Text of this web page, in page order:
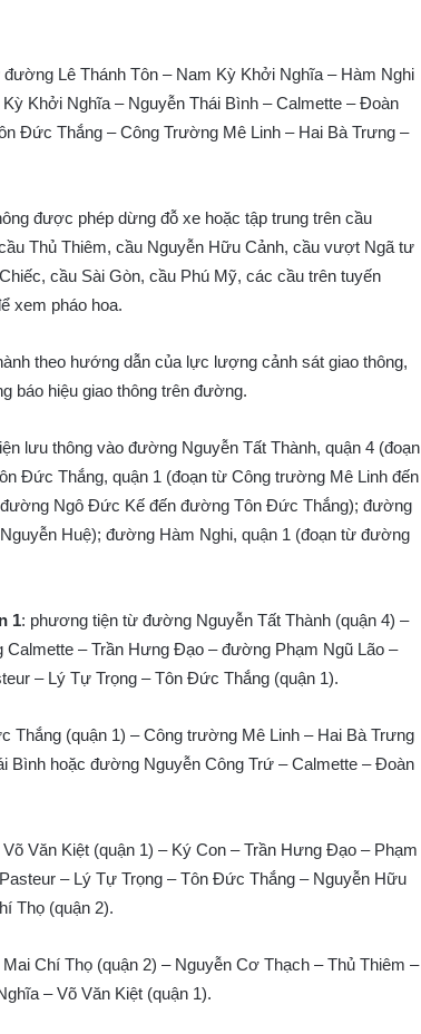
Lê Thánh Tôn – Nam Kỳ Khởi Nghĩa – Hàm Nghi
Khởi Nghĩa – Nguyễn Thái Bình – Calmette – Đoàn
Đức Thắng – Công Trường Mê Linh – Hai Bà Trưng –
được phép dừng đỗ xe hoặc tập trung trên cầu
Thủ Thiêm, cầu Nguyễn Hữu Cảnh, cầu vượt Ngã tư
cầu Sài Gòn, cầu Phú Mỹ, các cầu trên tuyến
xem pháo hoa.
theo hướng dẫn của lực lượng cảnh sát giao thông,
báo hiệu giao thông trên đường.
lưu thông vào đường Nguyễn Tất Thành, quận 4 (đoạn
Đức Thắng, quận 1 (đoạn từ Công trường Mê Linh đến
Ngô Đức Kế đến đường Tôn Đức Thắng); đường
Huệ); đường Hàm Nghi, quận 1 (đoạn từ đường
1: phương tiện từ đường Nguyễn Tất Thành (quận 4) –
– Trần Hưng Đạo – đường Phạm Ngũ Lão –
– Lý Tự Trọng – Tôn Đức Thắng (quận 1).
Thắng (quận 1) – Công trường Mê Linh – Hai Bà Trưng
Bình hoặc đường Nguyễn Công Trứ – Calmette – Đoàn
Văn Kiệt (quận 1) – Ký Con – Trần Hưng Đạo – Phạm
– Lý Tự Trọng – Tôn Đức Thắng – Nguyễn Hữu
Thọ (quận 2).
Chí Thọ (quận 2) – Nguyễn Cơ Thạch – Thủ Thiêm –
– Võ Văn Kiệt (quận 1).